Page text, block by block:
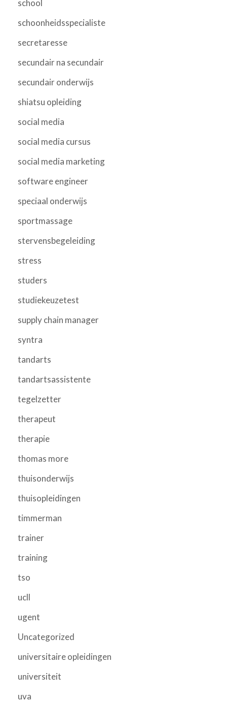
school
schoonheidsspecialiste
secretaresse
secundair na secundair
secundair onderwijs
shiatsu opleiding
social media
social media cursus
social media marketing
software engineer
speciaal onderwijs
sportmassage
stervensbegeleiding
stress
studers
studiekeuzetest
supply chain manager
syntra
tandarts
tandartsassistente
tegelzetter
therapeut
therapie
thomas more
thuisonderwijs
thuisopleidingen
timmerman
trainer
training
tso
ucll
ugent
Uncategorized
universitaire opleidingen
universiteit
uva